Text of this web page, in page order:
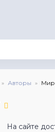
Авторы
На сайте